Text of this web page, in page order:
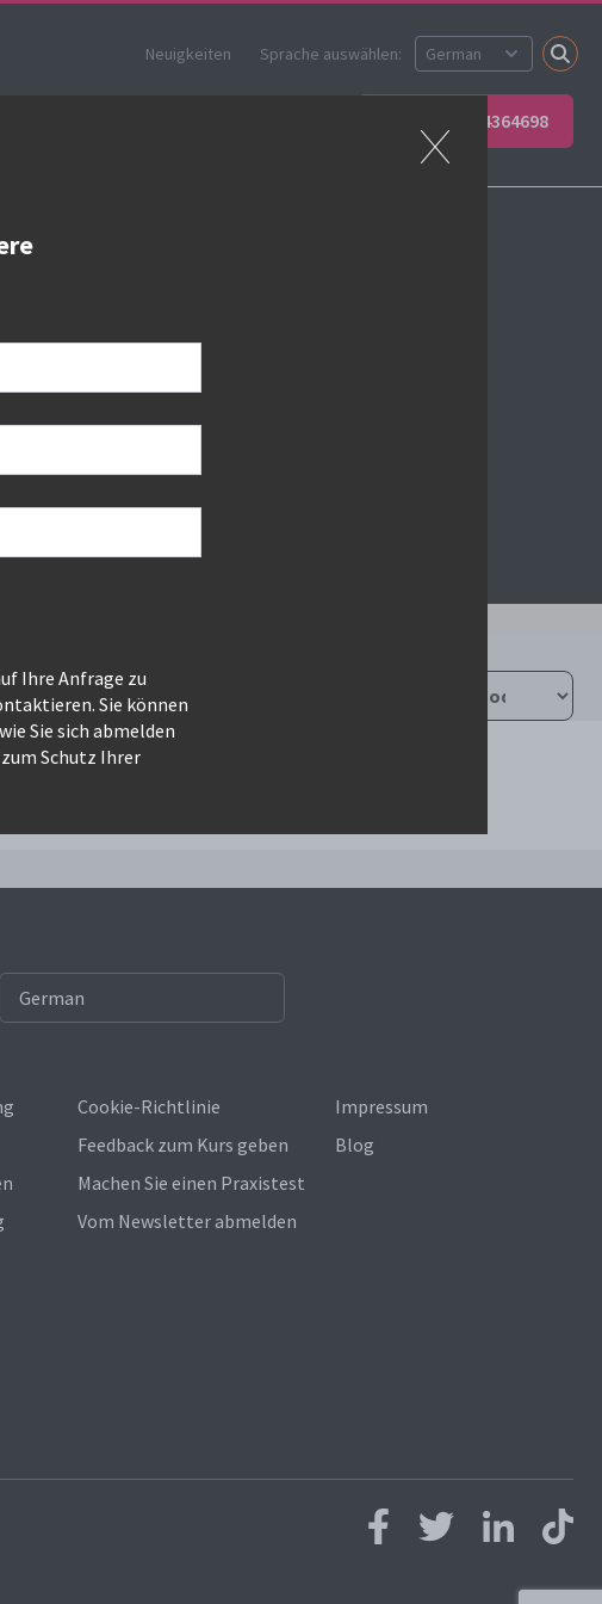
+49 6623 4364698
Neuigkeiten Sprache auswählen:
Ihre Anfrage zu
Sie können
Sie sich abmelden
Schutz Ihrer
Cookie-Richtlinie
Feedback zum Kurs geben
Machen Sie einen Praxistest
Vom Newsletter abmelden
Impressum
Blog